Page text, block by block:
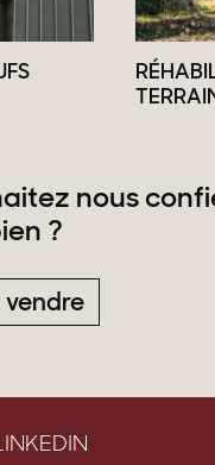
nous
?
vendre